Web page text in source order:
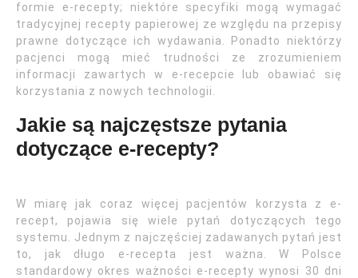
formie e-recepty; niektóre specyfiki mogą wymagać
tradycyjnej recepty papierowej ze względu na przepisy
prawne dotyczące ich wydawania. Ponadto niektórzy
pacjenci mogą mieć trudności ze zrozumieniem
informacji zawartych w e-recepcie lub obawiać się
korzystania z nowych technologii.
Jakie są najczęstsze pytania
dotyczące e-recepty?
W miarę jak coraz więcej pacjentów korzysta z e-
recept, pojawia się wiele pytań dotyczących tego
systemu. Jednym z najczęściej zadawanych pytań jest
to, jak długo e-recepta jest ważna. W Polsce
standardowy okres ważności e-recepty wynosi 30 dni